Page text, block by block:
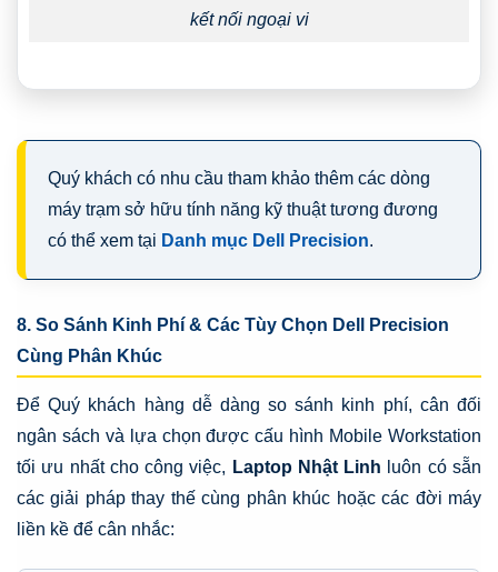
kết nối ngoại vi
Quý khách có nhu cầu tham khảo thêm các dòng
máy trạm sở hữu tính năng kỹ thuật tương đương
có thể xem tại Danh mục Dell Precision.
8. So Sánh Kinh Phí & Các Tùy Chọn Dell Precision
Cùng Phân Khúc
Để Quý khách hàng dễ dàng so sánh kinh phí, cân đối
ngân sách và lựa chọn được cấu hình Mobile Workstation
tối ưu nhất cho công việc, Laptop Nhật Linh luôn có sẵn
các giải pháp thay thế cùng phân khúc hoặc các đời máy
liền kề để cân nhắc: